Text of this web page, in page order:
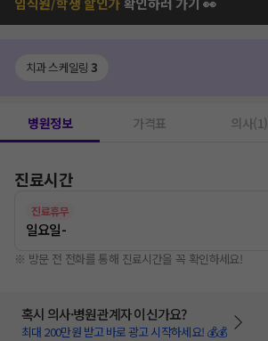
치과 스케일링 3
병원정보 가격표 의사(1)
진료시간
진료휴무
일요일-
※ 방문 전 전화를 통해 진료시간을 꼭 확인하세요!
혹시 의사·병원관계자 이신가요?
최대 200만원 받고 바로 광고 시작하세요! 💰💰